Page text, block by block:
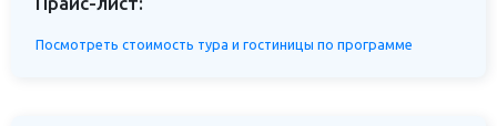
Посмотреть стоимость тура и гостиницы по программе